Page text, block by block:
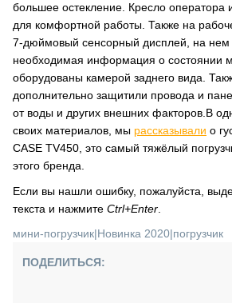
большее остекление. Кресло оператора
для комфортной работы. Также на
7-дюймовый сенсорный дисплей, на нем
необходимая информация о состоянии
оборудованы камерой заднего вида.
дополнительно защитили провода и
от воды и других внешних факторов.В
своих материалов, мы рассказывали о
CASE TV450, это самый тяжёлый
этого бренда.
Если вы нашли ошибку, пожалуйста,
текста и нажмите Ctrl+Enter
мини-погрузчик|Новинка 2020|погрузчик
ПОДЕЛИТЬСЯ: